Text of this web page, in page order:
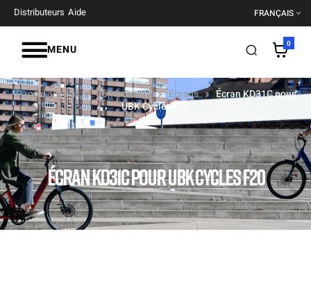
Distributeurs Aide FRANÇAIS
MENU 0
ÉCRAN KD31C POUR UBK CYCLES F20
Page d'accueil Composants Écrans
Écran KD31C pour
UBK Cycles F20